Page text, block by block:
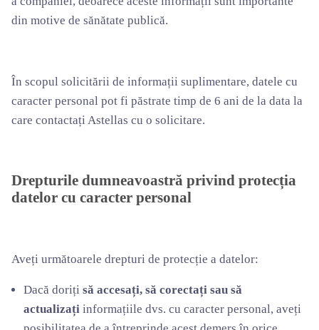
din motive de sănătate publică.
În scopul solicitării de informații suplimentare, datele cu
caracter personal pot fi păstrate timp de 6 ani de la data la
care contactați Astellas cu o solicitare.
Drepturile dumneavoastră privind protecția
datelor cu caracter personal
Aveți următoarele drepturi de protecție a datelor:
Dacă dorițisă accesați, să corectați sau să
actualizațiinformațiile dvs. cu caracter personal, aveți